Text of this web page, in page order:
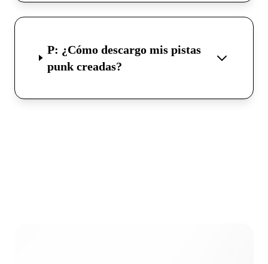
P: ¿Cómo descargo mis pistas
punk creadas?